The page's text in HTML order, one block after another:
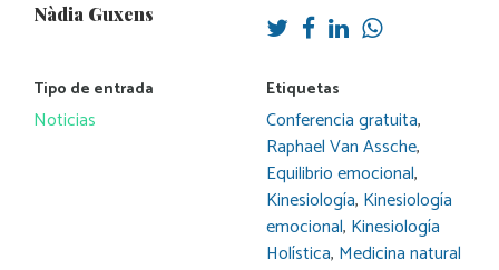
Nàdia Guxens
Tipo de entrada
Noticias
Etiquetas
Conferencia gratuita,
Raphael Van Assche,
Equilibrio emocional,
Kinesiología, Kinesiología
emocional, Kinesiología
Holística, Medicina natural